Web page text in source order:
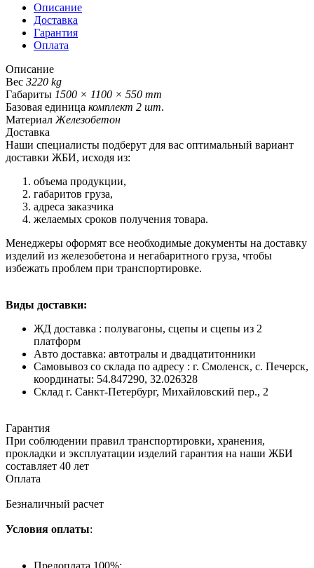
Описание
Доставка
Гарантия
Оплата
Описание
Вес 3220 kg
Габариты 1500 × 1100 × 550 mm
Базовая единица комплект 2 шт.
Материал Железобетон
Доставка
Наши специалисты подберут для вас оптимальный вариант
доставки ЖБИ, исходя из:
объема продукции,
габаритов груза,
адреса заказчика
желаемых сроков получения товара.
Менеджеры оформят все необходимые документы на доставку
изделий из железобетона и негабаритного груза, чтобы
избежать проблем при транспортировке.
Виды доставки:
ЖД доставка : полувагоны, сцепы и сцепы из 2
платформ
Авто доставка: автотралы и двадцатитонники
Самовывоз со склада по адресу : г. Смоленск, с. Печерск,
координаты: 54.847290, 32.026328
Cклад г. Санкт-Петербург, Михайловский пер., 2
Гарантия
При соблюдении правил транспортировки, хранения,
прокладки и эксплуатации изделий гарантия на наши ЖБИ
составляет 40 лет
Оплата
Безналичный расчет
Условия оплаты:
Предоплата 100%;